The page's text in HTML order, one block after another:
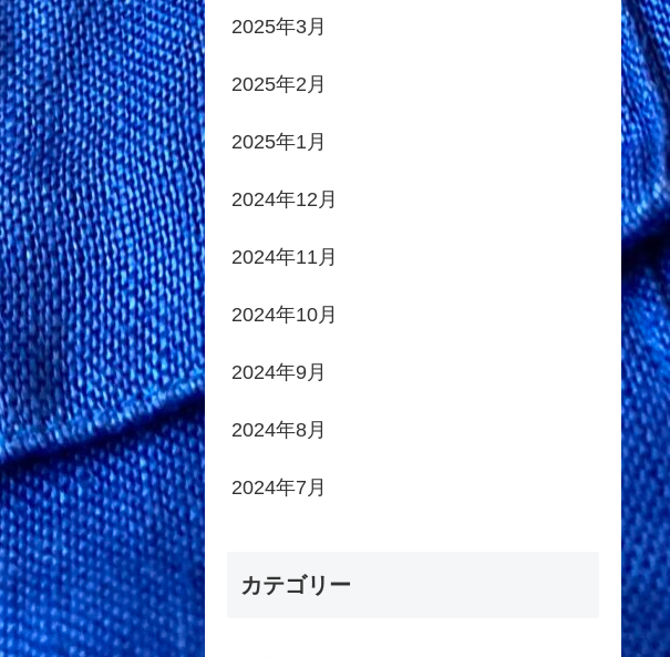
2025年3月
2025年2月
2025年1月
2024年12月
2024年11月
2024年10月
2024年9月
2024年8月
2024年7月
カテゴリー